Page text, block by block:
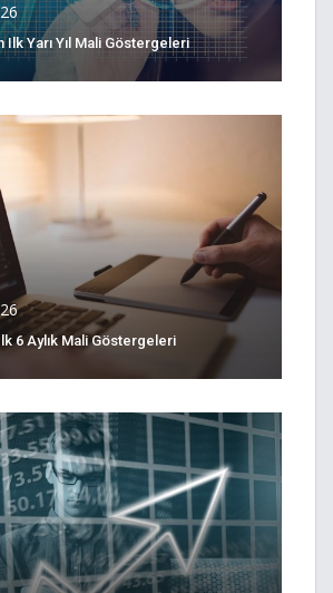
Ilk Yarı Yıl Mali Göstergeleri
6 Aylık Mali Göstergeleri